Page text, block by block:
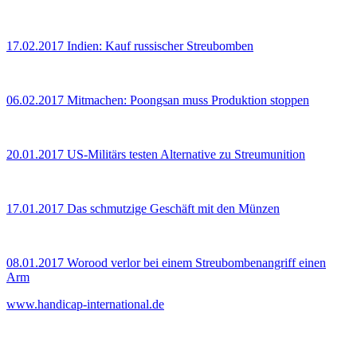
17.02.2017 Indien: Kauf russischer Streubomben
06.02.2017 Mitmachen: Poongsan muss Produktion stoppen
20.01.2017 US-Militärs testen Alternative zu Streumunition
17.01.2017 Das schmutzige Geschäft mit den Münzen
08.01.2017 Worood verlor bei einem Streubombenangriff einen
Arm
www.handicap-international.de